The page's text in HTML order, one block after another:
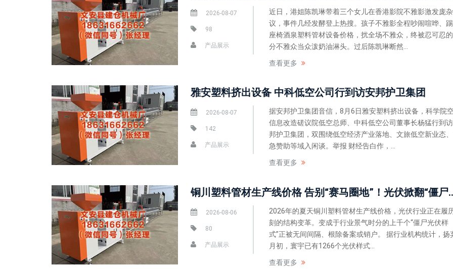
2026-08-07
98
产品展示
近日，港姐陈凯琳带着三个女儿在香港影院不雅影激发庞
议，事件几经发酵登上热搜。孩子不雅影全程吵闹喧哗、
座椅酒泉塑料管材设备价格，扰全场不雅众，终被忍可忍
分不雅众当众泼奶油淋头。过后陈凯琳断然...
查看更多
雅安塑料挤出设备 中科低空公司行到访安邦护卫集团
2026-08-07
142
产品展示
据安邦护卫集团音信，8月6日雅安塑料挤出设备，科学院
信息改造磋议院低空总师、中科低空公司董事长杨猛行到
邦护卫集团，双围绕低空经济产业落地、文旅低空新业态
急赞助等域入闲谈。举报 财经告白作，...
查看更多
铜川塑料管材生产线价格 告
2026-08-06
80
产品展示
2026年的夏天铜川塑料管材生产线价格，光伏行业正在履
刻的结构变革。变成于行业景气时分的上千个“僵尸光伏样
式”正被无间间隔、根除备案或销户。 据行业机构统计，扬
月初，寰宇已有1266个光伏样式...
查看更多